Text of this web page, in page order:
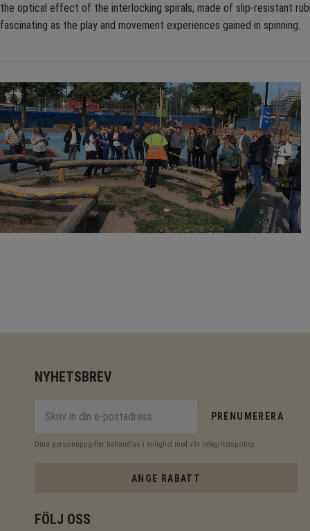
the optical effect of the interlocking spirals, made of slip-resistant
fascinating as the play and movement experiences gained in spinning.
NYHETSBREV
PRENUMERERA
Dina personuppgifter behandlas i enlighet med vår integritetspolicy.
ANGE RABATT
FÖLJ OSS